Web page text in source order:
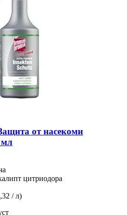
от насекоми
мл
цитриодора
/ л)